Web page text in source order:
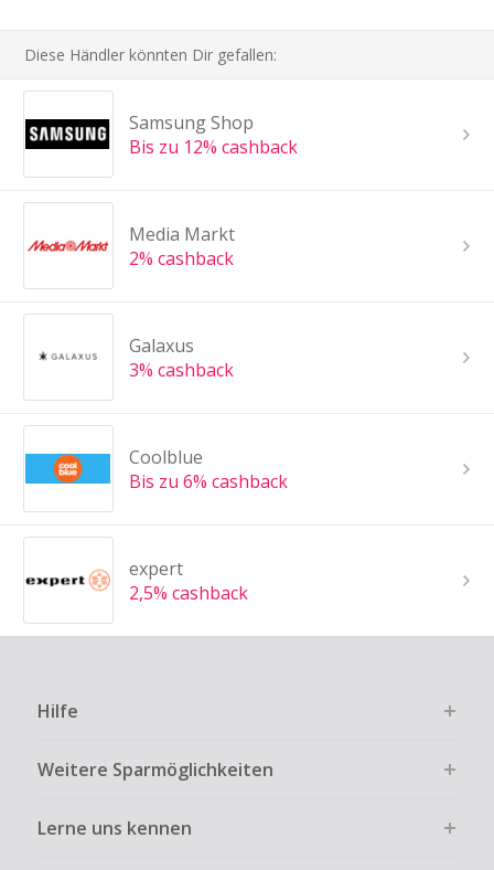
Diese Händler könnten Dir gefallen:
Samsung Shop
Bis zu 12% cashback
Media Markt
2% cashback
Galaxus
3% cashback
Coolblue
Bis zu 6% cashback
expert
2,5% cashback
Hilfe
Weitere Sparmöglichkeiten
Lerne uns kennen